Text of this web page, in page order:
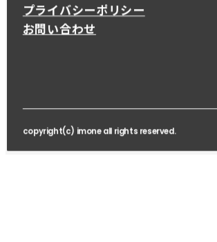
プライバシーポリシー
お問い合わせ
copyright(c) imone all rights reserved.